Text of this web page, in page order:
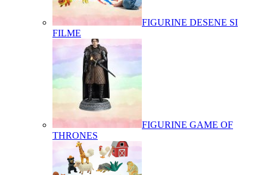
FIGURINE DESENE SI
FILME
FIGURINE GAME OF
THRONES